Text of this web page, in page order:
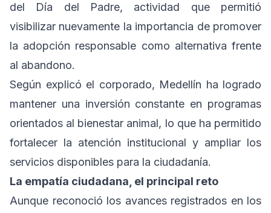
del Día del Padre, actividad que permitió
visibilizar nuevamente la importancia de promover
la adopción responsable como alternativa frente
al abandono.
Según explicó el corporado, Medellín ha logrado
mantener una inversión constante en programas
orientados al bienestar animal, lo que ha permitido
fortalecer la atención institucional y ampliar los
servicios disponibles para la ciudadanía.
La empatía ciudadana, el principal reto
Aunque reconoció los avances registrados en los